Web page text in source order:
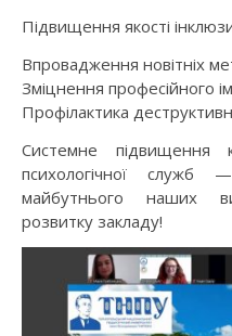
Підвищення якості
Впровадження новітніх
Зміцнення професійного
Профілактика
Системне підвищення
психологічної служб
майбутнього наших
розвитку закладу!